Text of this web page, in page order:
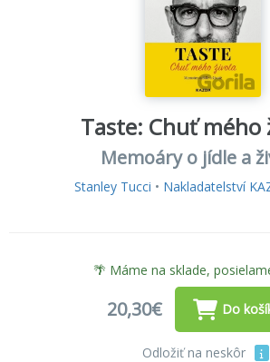
Taste: Chuť mého
Memoáry o jídle a
Stanley Tucci • Nakladatelství
🌴 Máme na sklade,
20,30€ Do
Odložiť na neskôr